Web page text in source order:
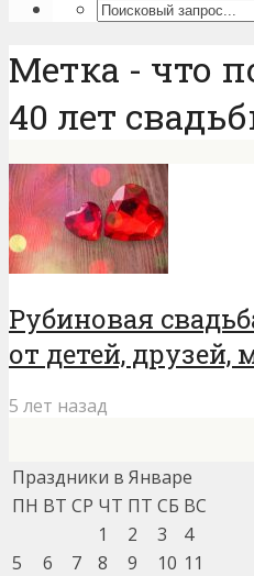
Метка - что
40 лет
Рубиновая
от детей,
5 лет назад
Праздники в Январе
ПН ВТ СР ЧТ ПТ СБ ВС
1
2 3
4
5
6 7 8 9 10 11